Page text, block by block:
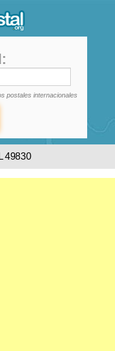
postales internacionales
49830